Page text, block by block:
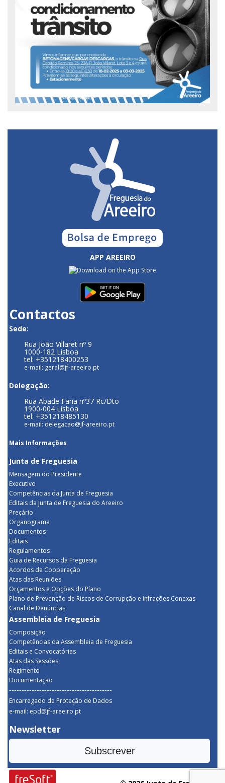
APP AREEIRO
Contactos
Sede:
Rua João Villaret nº 9
1000-182 Lisboa
tel: +351218400253
e-mail: geral@jf-areeiro.pt
Delegação:
Rua Abade Faria nº37 Rc/Dto
1900-004 Lisboa
tel: +351218485130
e-mail: delegacao@jf-areeiro.pt
Mais Informações
Junta de Freguesia
Mensagem do Presidente
Executivo
Competências da Junta de Freguesia
Editais da Junta de Freguesia do Areeiro
Preçário
Organograma
Documentos
Editais
Regulamentos
Guia de Recursos da Freguesia
Acordos de Cooperação
Atas das Reuniões
Orçamentos e Opções do Plano
Plano de Prevenção de Riscos de Corrupção e Infrações Conexas
Canal de Denúncias
Assembleia de Freguesia
Composição
Competências da Assembleia de Freguesia
Editais e Convocatórias
Atas das Sessões
Regimento
Documentação
-----------------------------------------
Encarregado de Proteção de Dados
e-mail: epd@jf-areeiro.pt
Newsletter
Subscrever